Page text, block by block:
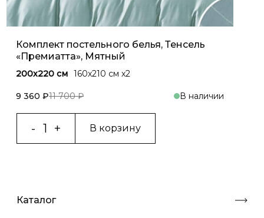
Комплект постельного белья, Тенсель
«Премиатта», Мятный
200x220 см 160x210 см х2
9 360 ₽11 700 ₽ В наличии
В корзину
Каталог